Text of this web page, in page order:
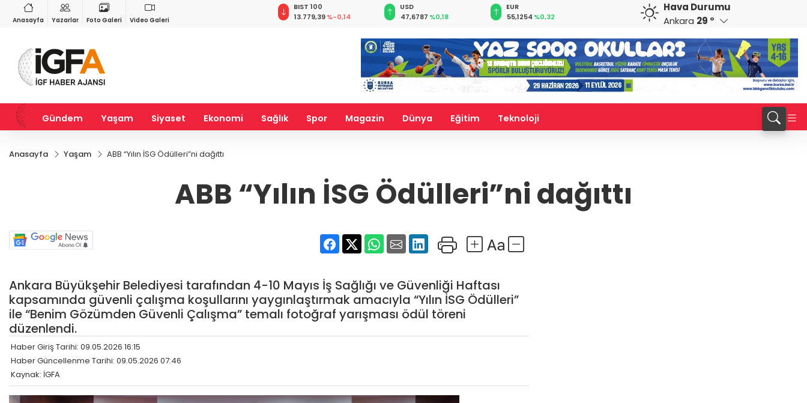
Anasayfa Yazarlar Foto Galeri Video Galeri
%-0,22
0,0018%0,32
BIST 100
13.779,39%-0,14
USD
47,6787 %0,18
EUR
55,1254 %0,32
64,3468%0,38
CHF
59,0083
Hava Durumu
Ankara 29 °
Gündem Yaşam Siyaset Ekonomi Sağlık Spor Magazin Dünya Eğitim Teknoloji
Anasayfa Yaşam ABB “Yılın İSG Ödülleri”ni dağıttı
ABB “Yılın İSG Ödülleri”ni dağıttı
Ankara Büyükşehir Belediyesi tarafından 4-10 Mayıs İş Sağlığı ve Güvenliği Haftası
kapsamında güvenli çalışma koşullarını yaygınlaştırmak amacıyla “Yılın İSG Ödülleri”
ile “Benim Gözümden Güvenli Çalışma” temalı fotoğraf yarışması ödül töreni
düzenlendi.
Haber Giriş Tarihi: 09.05.2026 16:15
Haber Güncellenme Tarihi: 09.05.2026 07:46
Kaynak: İGFA